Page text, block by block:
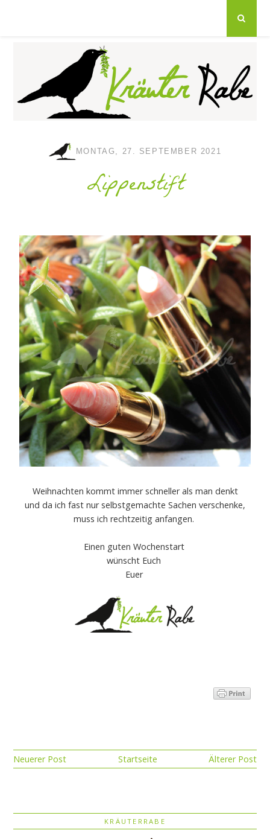
MONTAG, 27. SEPTEMBER 2021
Lippenstift
Weihnachten kommt immer schneller als man denkt
und da ich fast nur selbstgemachte Sachen verschenke,
muss ich rechtzeitig anfangen.
Einen guten Wochenstart
wünscht Euch
Euer
Neuerer Post Älterer Post
Startseite
KRÄUTERRABE